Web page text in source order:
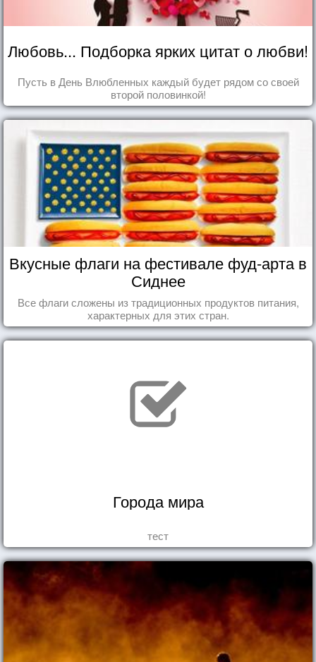
Любовь... Подборка ярких цитат о любви!
Пусть в День Влюбленных каждый будет рядом со своей
второй половинкой!
Вкусные флаги на фестивале фуд-арта в
Сиднее
Все флаги сложены из традиционных продуктов питания,
характерных для этих стран.
Города мира
тест